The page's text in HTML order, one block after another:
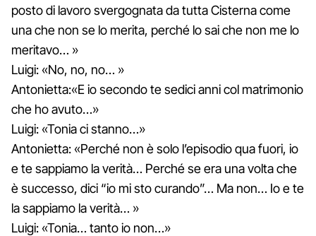
posto di lavoro svergognata da tutta Cisterna come
una che non se lo merita, perché lo sai che non me lo
meritavo… »
Luigi: «No, no, no… »
Antonietta:«E io secondo te sedici anni col matrimonio
che ho avuto…»
Luigi: «Tonia ci stanno…»
Antonietta: «Perché non è solo l’episodio qua fuori, io
e te sappiamo la verità… Perché se era una volta che
è successo, dici “io mi sto curando”… Ma non… Io e te
la sappiamo la verità… »
Luigi: «Tonia… tanto io non…»